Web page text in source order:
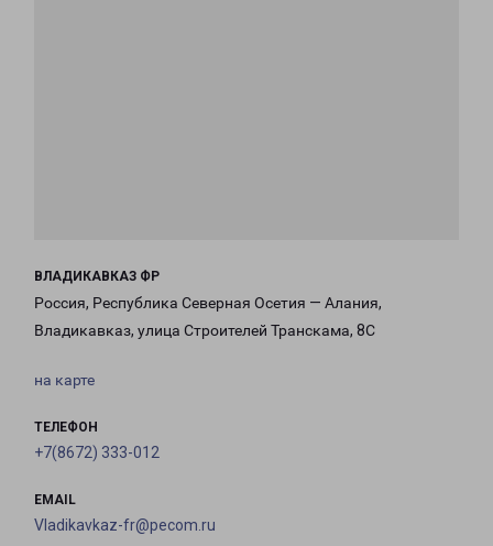
ВЛАДИКАВКАЗ ФР
Россия, Республика Северная Осетия — Алания,
Владикавказ, улица Строителей Транскама, 8С
на карте
ТЕЛЕФОН
+7(8672) 333-012
EMAIL
Vladikavkaz-fr@pecom.ru